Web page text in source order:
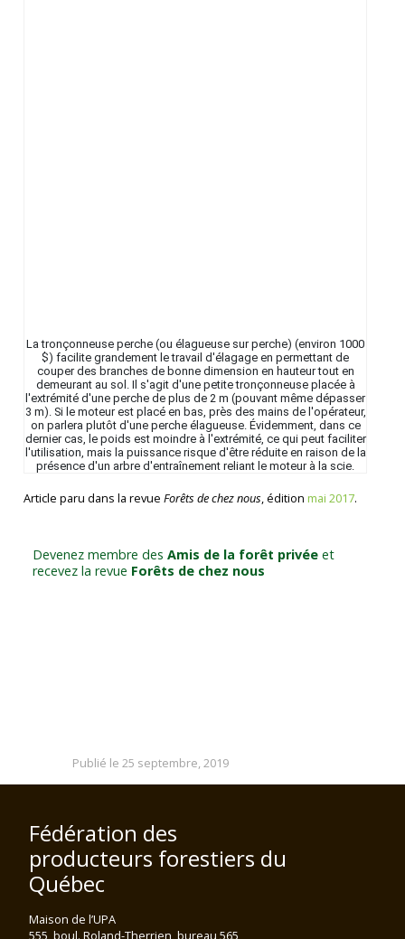
La tronçonneuse perche (ou élagueuse sur perche) (environ 1000
$) facilite grandement le travail d'élagage en permettant de
couper des branches de bonne dimension en hauteur tout en
demeurant au sol. Il s'agit d'une petite tronçonneuse placée à
l'extrémité d'une perche de plus de 2 m (pouvant même dépasser
3 m). Si le moteur est placé en bas, près des mains de l'opérateur,
on parlera plutôt d'une perche élagueuse. Évidemment, dans ce
dernier cas, le poids est moindre à l'extrémité, ce qui peut faciliter
l'utilisation, mais la puissance risque d'être réduite en raison de la
présence d'un arbre d'entraînement reliant le moteur à la scie.
Article paru dans la revue Forêts de chez nous, édition mai 2017.
Devenez membre des Amis de la forêt privée et
recevez la revue Forêts de chez nous
Publié le 25 septembre, 2019
Fédération des
producteurs forestiers du
Québec
Maison de l’UPA
555, boul. Roland-Therrien, bureau 565